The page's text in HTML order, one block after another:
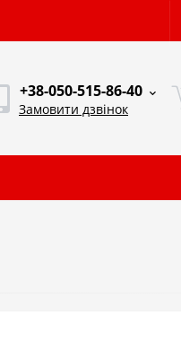
+38-050-515-86-40
Замовити дзвінок